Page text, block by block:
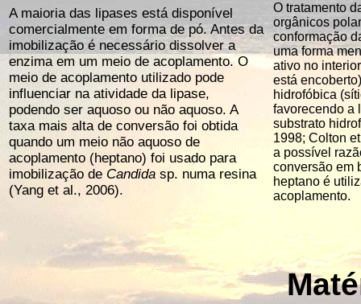
A maioria das lipases está disponível
comercialmente em forma de pó. Antes da
imobilização é necessário dissolver a
enzima em um meio de acoplamento. O
meio de acoplamento utilizado pode
influenciar na atividade da lipase,
podendo ser aquoso ou não aquoso. A
taxa mais alta de conversão foi obtida
quando um meio não aquoso de
acoplamento (heptano) foi usado para
imobilização de Candida sp. numa resina
(Yang et al., 2006).
O tratamento
orgânicos
conformação
uma forma
ativo no
está
hidrofóbica
favorecendo a
substrato
1998; Colton
a possível
conversão em
heptano é
acoplamento.